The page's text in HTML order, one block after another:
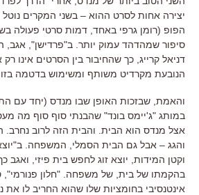
יצירה אחות לסרט ההוא – בשני המקרים
הפופ (רומן גרפי באחד, דמות סרטי פעולה
סיפור שמהדהד עמוק יותר. ב"פרדישן", אגב,
דניאל קרייג, כך שהחיבור בין הסרטים אינו
הנובעת מקרדיט משותף ומשימוש בדטמה
והאמת, שבזכות האופן שבו מנדס (יחד עם
במותג "ג'יימס בונד" שהבנתי סוף סוף מה
אצל מנדס הוא הבית. והבית הזה לרוב
והגג – אבל גם הבית הסמלי, המשפחה.
וקטן המידות, יוצא זוג לחפש בית פיזי,
בהקמתו של בית, של משפחה. "חלון פנורמי",
אינטנסיבי בחומציות שלו שהוא החריב לו את